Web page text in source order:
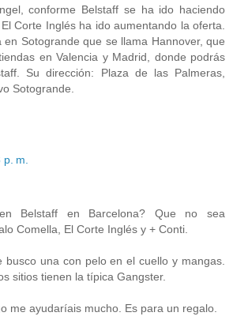
conforme Belstaff se ha ido haciendo
Corte Inglés ha ido aumentando la oferta.
en Sotogrande que se llama Hannover, que
en Valencia y Madrid, donde podrás
Su dirección: Plaza de las Palmeras,
Sotogrande.
m.
Belstaff en Barcelona? Que no sea
Comella, El Corte Inglés y + Conti.
busco una con pelo en el cuello y mangas.
sitios tienen la típica Gangster.
me ayudaríais mucho. Es para un regalo.